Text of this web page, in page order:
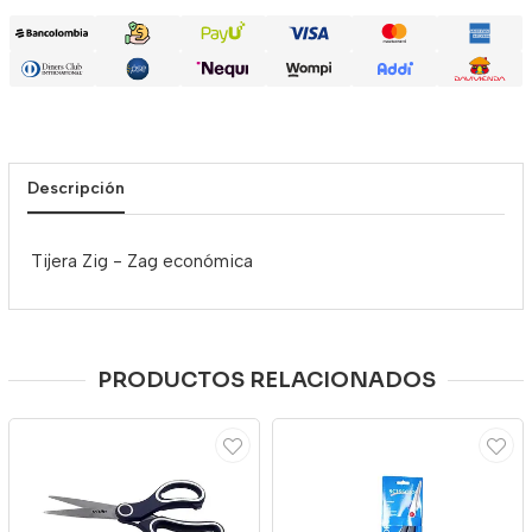
Descripción
Tijera Zig - Zag económica
PRODUCTOS RELACIONADOS